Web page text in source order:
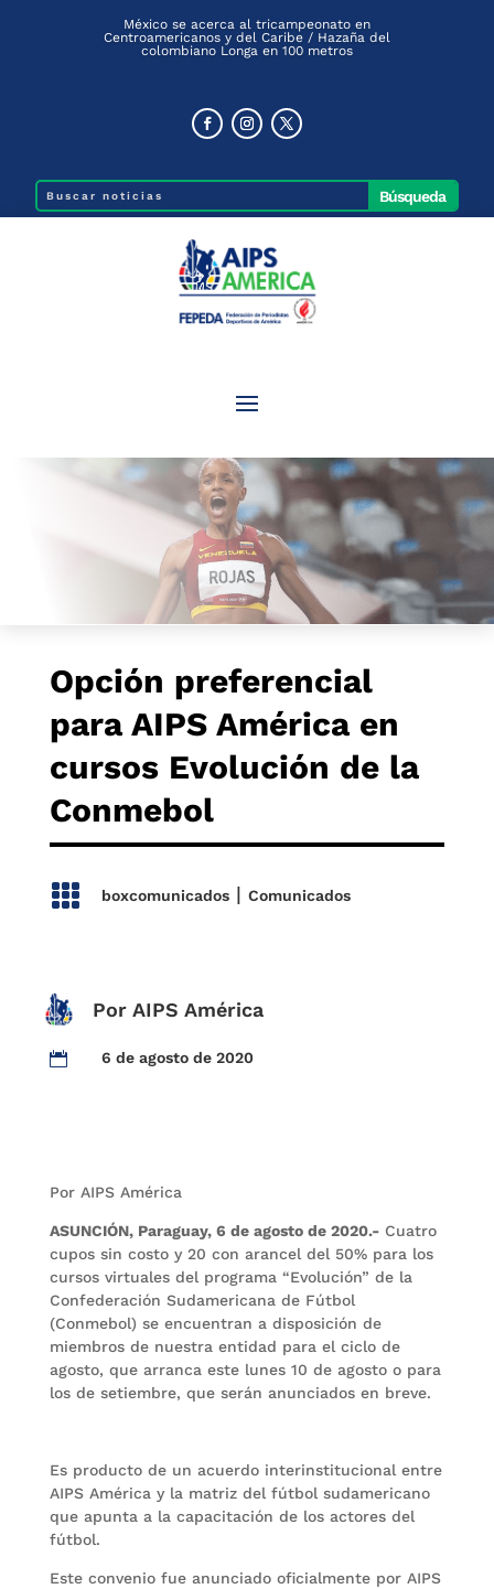
México se acerca al tricampeonato en
Centroamericanos y del Caribe / Hazaña del
colombiano Longa en 100 metros
Opción preferencial
para AIPS América en
cursos Evolución de la
Conmebol​
 boxcomunicados| Comunicados
Por AIPS América
 6 de agosto de 2020
Por AIPS América​
ASUNCIÓN, Paraguay, 6 de agosto de 2020.-Cuatro
cupos sin costo y 20 con arancel del 50% para los
cursos virtuales del programa “Evolución” de la
Confederación Sudamericana de Fútbol
(Conmebol) se encuentran a disposición de
miembros de nuestra entidad para el ciclo de
agosto, que arranca este lunes 10 de agosto o para
los de setiembre, que serán anunciados en breve.
Es producto de un acuerdo interinstitucional entre
AIPS América y la matriz del fútbol sudamericano
que apunta a la capacitación de los actores del
fútbol.
Este convenio fue anunciado oficialmente por AIPS